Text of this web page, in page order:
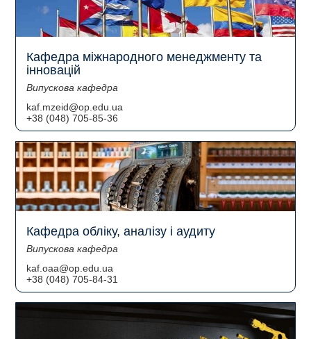
Кафедра міжнародного менеджменту та
інновацій
Випускова кафедра
kaf.mzeid@op.edu.ua
+38 (048) 705-85-36
Кафедра обліку, аналізу і аудиту
Випускова кафедра
kaf.oaa@op.edu.ua
+38 (048) 705-84-31